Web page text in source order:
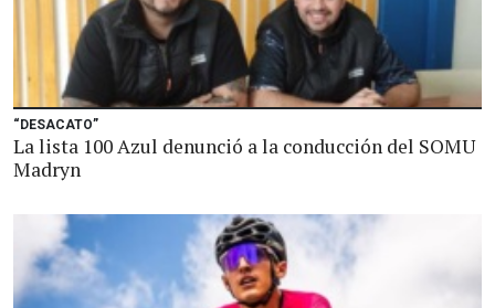
“DESACATO”
La lista 100 Azul denunció a la conducción del SOMU
Madryn